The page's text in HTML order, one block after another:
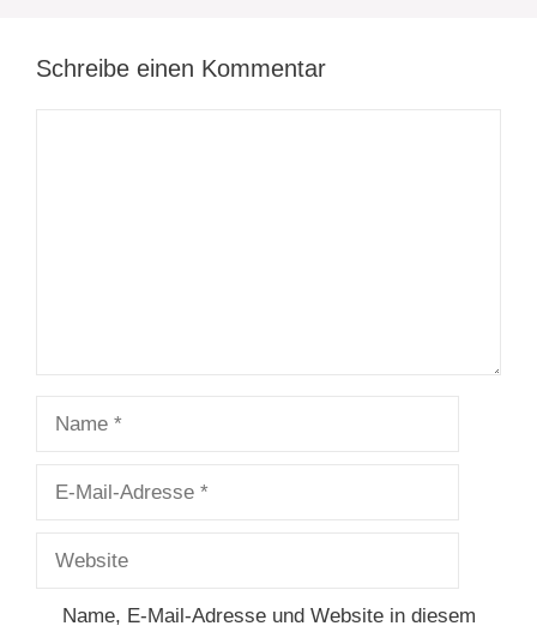
Schreibe einen Kommentar
Name, E-Mail-Adresse und Website in diesem